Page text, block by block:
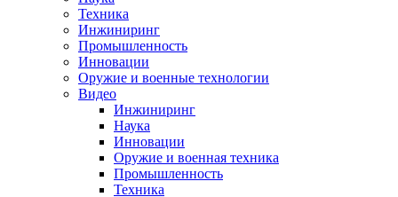
Техника
Инжиниринг
Промышленность
Инновации
Оружие и военные технологии
Видео
Инжиниринг
Наука
Инновации
Оружие и военная техника
Промышленность
Техника